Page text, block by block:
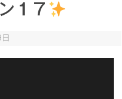
１７